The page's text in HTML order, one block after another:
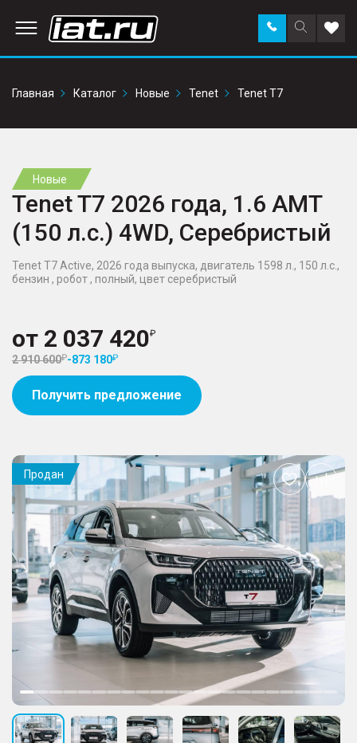
Поиск
по
Заказать
звонок в
Главная
Каталог Новые Tenet Tenet T7
Новые
Tenet T7 2026 года, 1.6 AMT
(150 л.с.) 4WD, Серебристый
Tenet T7 Active, 2026 года выпуска, двигатель 1598 л., 150 л.с.,
бензин , робот , полный, цвет серебристый
от 2 037 420
2 910 600 -873 180
Получить предложение
Продан
Добавить
в
избранное